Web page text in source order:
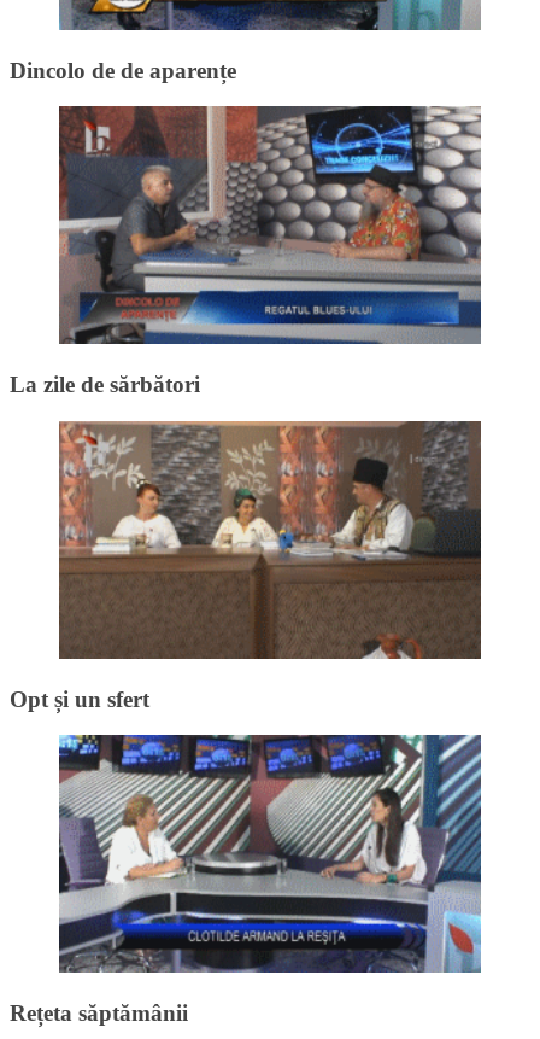
Dincolo de de aparențe
La zile de sărbători
Opt și un sfert
Rețeta săptămânii